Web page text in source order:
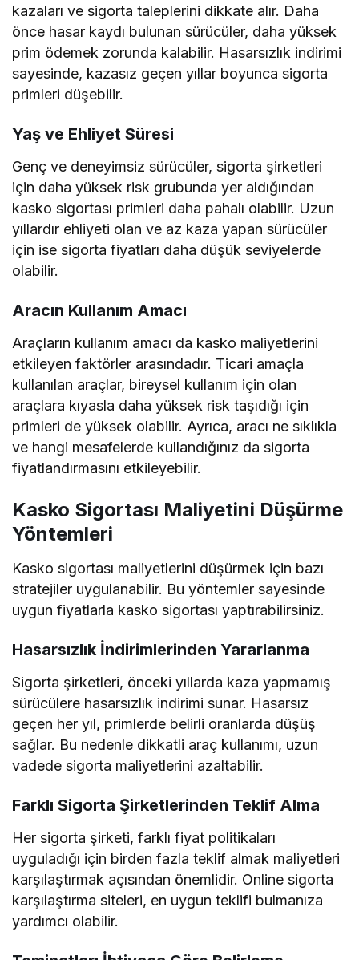
kazaları ve sigorta taleplerini dikkate alır. Daha
önce hasar kaydı bulunan sürücüler, daha yüksek
prim ödemek zorunda kalabilir. Hasarsızlık indirimi
sayesinde, kazasız geçen yıllar boyunca sigorta
primleri düşebilir.
Yaş ve Ehliyet Süresi
Genç ve deneyimsiz sürücüler, sigorta şirketleri
için daha yüksek risk grubunda yer aldığından
kasko sigortası primleri daha pahalı olabilir. Uzun
yıllardır ehliyeti olan ve az kaza yapan sürücüler
için ise sigorta fiyatları daha düşük seviyelerde
olabilir.
Aracın Kullanım Amacı
Araçların kullanım amacı da kasko maliyetlerini
etkileyen faktörler arasındadır. Ticari amaçla
kullanılan araçlar, bireysel kullanım için olan
araçlara kıyasla daha yüksek risk taşıdığı için
primleri de yüksek olabilir. Ayrıca, aracı ne sıklıkla
ve hangi mesafelerde kullandığınız da sigorta
fiyatlandırmasını etkileyebilir.
Kasko Sigortası Maliyetini Düşürme
Yöntemleri
Kasko sigortası maliyetlerini düşürmek için bazı
stratejiler uygulanabilir. Bu yöntemler sayesinde
uygun fiyatlarla kasko sigortası yaptırabilirsiniz.
Hasarsızlık İndirimlerinden Yararlanma
Sigorta şirketleri, önceki yıllarda kaza yapmamış
sürücülere hasarsızlık indirimi sunar. Hasarsız
geçen her yıl, primlerde belirli oranlarda düşüş
sağlar. Bu nedenle dikkatli araç kullanımı, uzun
vadede sigorta maliyetlerini azaltabilir.
Farklı Sigorta Şirketlerinden Teklif Alma
Her sigorta şirketi, farklı fiyat politikaları
uyguladığı için birden fazla teklif almak maliyetleri
karşılaştırmak açısından önemlidir. Online sigorta
karşılaştırma siteleri, en uygun teklifi bulmanıza
yardımcı olabilir.